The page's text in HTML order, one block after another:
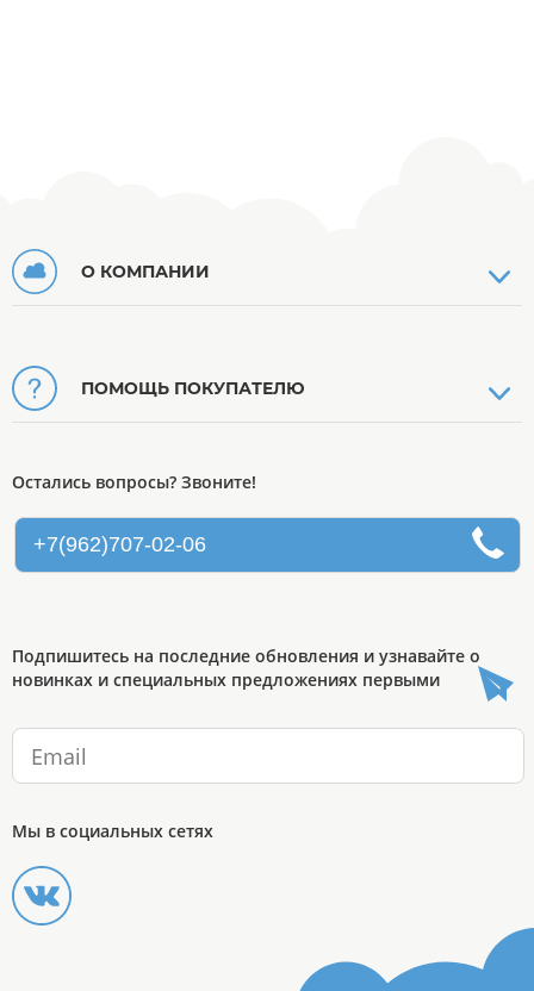
О КОМПАНИИ
ПОМОЩЬ ПОКУПАТЕЛЮ
Остались вопросы? Звоните!
+7(962)707-02-06
Подпишитесь на последние обновления и узнавайте о
новинках и специальных предложениях первыми
Мы в социальных сетях